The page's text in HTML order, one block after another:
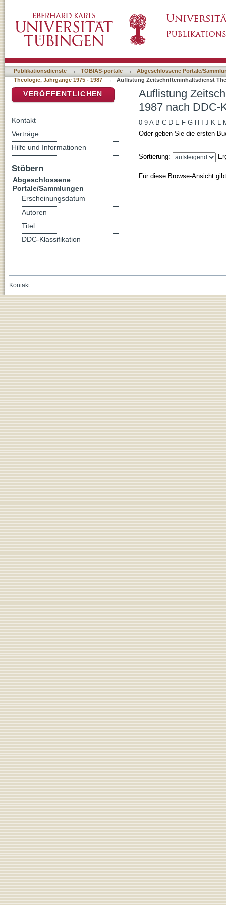
Publikationsdienste → TOBIAS-portale →
Abgeschlossene Portale/
Theologie, Jahrgänge 1975 - 1987
→ Auflistung Zeitschrifteninhaltsdienst
Auflistung
1987 nach DDC-
0-9 A B C D E F G H J K L
Oder geben Sie die ersten
Sortierung:
Für diese Browse-Ansicht
VERÖFFENTLICHEN
Kontakt
Verträge
Hilfe und Informationen
Stöbern
Abgeschlossene
Portale/Sammlungen
Erscheinungsdatum
Autoren
Titel
DDC-Klassifikation
Kontakt